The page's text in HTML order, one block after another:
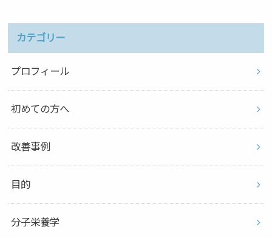
カテゴリー
プロフィール
初めての方へ
改善事例
目的
分子栄養学